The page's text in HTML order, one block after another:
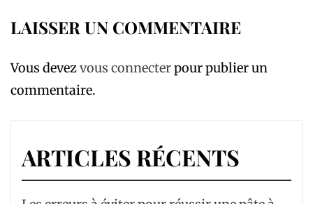
LAISSER UN COMMENTAIRE
Vous devezvous connecterpour publier un
commentaire.
ARTICLES RÉCENTS